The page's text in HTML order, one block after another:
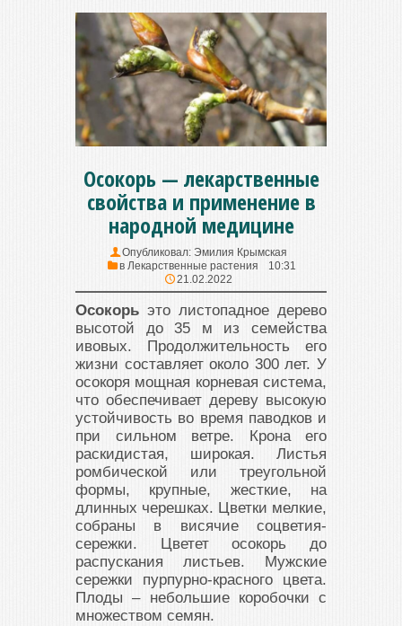
Осокорь — лекарственные
свойства и применение в
народной медицине
Опубликовал: Эмилия Крымская
в Лекарственные растения
10:31
21.02.2022
Осокорь это листопадное дерево
высотой до 35 м из семейства
ивовых. Продолжительность его
жизни составляет около 300 лет. У
осокоря мощная корневая система,
что обеспечивает дереву высокую
устойчивость во время паводков и
при сильном ветре. Крона его
раскидистая, широкая. Листья
ромбической или треугольной
формы, крупные, жесткие, на
длинных черешках. Цветки мелкие,
собраны в висячие соцветия-
сережки. Цветет осокорь до
распускания листьев. Мужские
сережки пурпурно-красного цвета.
Плоды – небольшие коробочки с
множеством семян.